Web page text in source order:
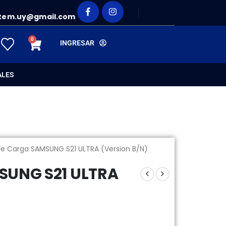
0 INGRESAR
Carga SAMSUNG S21 ULTRA (Version B/N)
S21 ULTRA